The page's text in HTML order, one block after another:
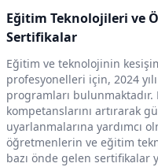
Eğitim Teknolojileri ve
Sertifikalar
Eğitim ve teknolojinin
profesyonelleri için, 2024
programları
kompetanslarını artırarak
uyarlanmalarına yardımcı
öğretmenlerin ve eğitim
bazı önde gelen sertifikalar